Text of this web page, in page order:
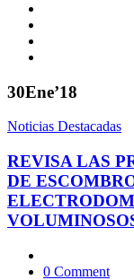
30Ene’18
Noticias Destacadas
REVISA LAS
DE
0 Comment